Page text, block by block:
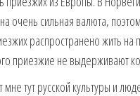
очень сильная валюта,
распространено жить
приезжие не выдерживают
мне тут русской культуры и